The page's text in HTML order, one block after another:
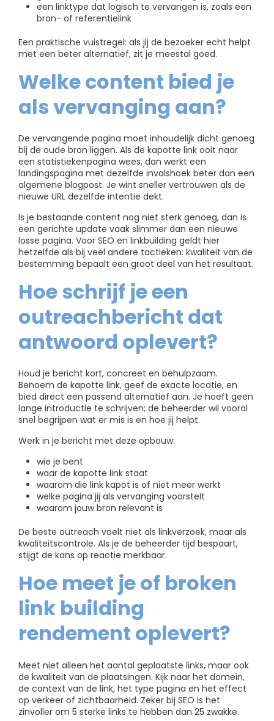
een linktype dat logisch te vervangen is, zoals een
bron- of referentielink
Een praktische vuistregel: als jij de bezoeker echt helpt
met een beter alternatief, zit je meestal goed.
Welke content bied je
als vervanging aan?
De vervangende pagina moet inhoudelijk dicht genoeg
bij de oude bron liggen. Als de kapotte link ooit naar
een statistiekenpagina wees, dan werkt een
landingspagina met dezelfde invalshoek beter dan een
algemene blogpost. Je wint sneller vertrouwen als de
nieuwe URL dezelfde intentie dekt.
Is je bestaande content nog niet sterk genoeg, dan is
een gerichte update vaak slimmer dan een nieuwe
losse pagina. Voor SEO en linkbuilding geldt hier
hetzelfde als bij veel andere tactieken: kwaliteit van de
bestemming bepaalt een groot deel van het resultaat.
Hoe schrijf je een
outreachbericht dat
antwoord oplevert?
Houd je bericht kort, concreet en behulpzaam.
Benoem de kapotte link, geef de exacte locatie, en
bied direct een passend alternatief aan. Je hoeft geen
lange introductie te schrijven; de beheerder wil vooral
snel begrijpen wat er mis is en hoe jij helpt.
Werk in je bericht met deze opbouw:
wie je bent
waar de kapotte link staat
waarom die link kapot is of niet meer werkt
welke pagina jij als vervanging voorstelt
waarom jouw bron relevant is
De beste outreach voelt niet als linkverzoek, maar als
kwaliteitscontrole. Als je de beheerder tijd bespaart,
stijgt de kans op reactie merkbaar.
Hoe meet je of broken
link building
rendement oplevert?
Meet niet alleen het aantal geplaatste links, maar ook
de kwaliteit van de plaatsingen. Kijk naar het domein,
de context van de link, het type pagina en het effect
op verkeer of zichtbaarheid. Zeker bij SEO is het
zinvoller om 5 sterke links te hebben dan 25 zwakke.